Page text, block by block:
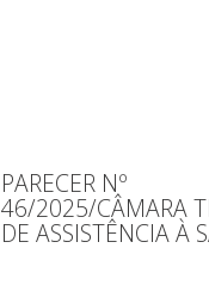
PARECER Nº
46/2025/CÂMARA
DE ASSISTÊNCIA À